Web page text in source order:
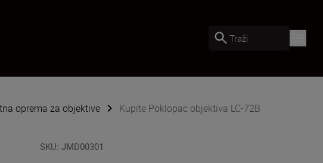
Traži
oprema za objektive Kupite Poklopac objektiva LC-72B
SKU:JMD00301